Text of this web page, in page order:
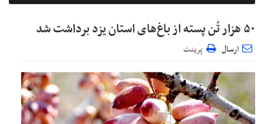
۵۰ هزار تُن پسته از باغ‌های استان یزد برداشت شد
ارسال پرینت